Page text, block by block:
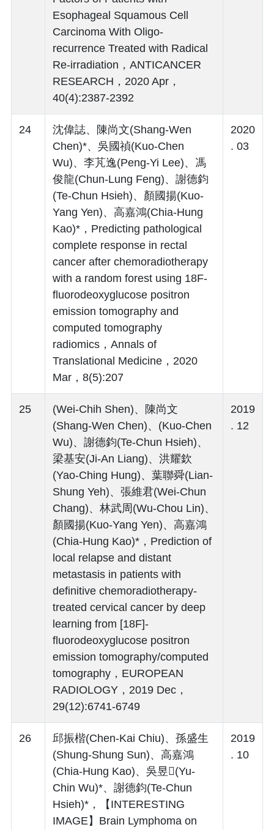
Esophageal Squamous Cell
Carcinoma With Oligo-
recurrence Treated with Radical
Re-irradiation，ANTICANCER
RESEARCH，2020 Apr，
40(4):2387-2392
24
沈偉誌、陳尚文(Shang-Wen
Chen)*、吳國禎(Kuo-Chen
Wu)、李芃逸(Peng-Yi Lee)、馮
俊龍(Chun-Lung Feng)、謝德鈞
(Te-Chun Hsieh)、顏國揚(Kuo-
Yang Yen)、高嘉鴻(Chia-Hung
Kao)*，Predicting pathological
complete response in rectal
cancer after chemoradiotherapy
with a random forest using 18F-
fluorodeoxyglucose positron
emission tomography and
computed tomography
radiomics，Annals of
Translational Medicine，2020
Mar，8(5):207
2020
. 03
25
(Wei-Chih Shen)、陳尚文
(Shang-Wen Chen)、(Kuo-Chen
Wu)、謝德鈞(Te-Chun Hsieh)、
梁基安(Ji-An Liang)、洪耀欽
(Yao-Ching Hung)、葉聯舜(Lian-
Shung Yeh)、張維君(Wei-Chun
Chang)、林武周(Wu-Chou Lin)、
顏國揚(Kuo-Yang Yen)、高嘉鴻
(Chia-Hung Kao)*，Prediction of
local relapse and distant
metastasis in patients with
definitive chemoradiotherapy-
treated cervical cancer by deep
learning from [18F]-
fluorodeoxyglucose positron
emission tomography/computed
tomography，EUROPEAN
RADIOLOGY，2019 Dec，
29(12):6741-6749
2019
. 12
26
邱振楷(Chen-Kai Chiu)、孫盛生
(Shung-Shung Sun)、高嘉鴻
(Chia-Hung Kao)、吳昱(Yu-
Chin Wu)*、謝德鈞(Te-Chun
Hsieh)*，【INTERESTING
IMAGE】Brain Lymphoma on
2019
. 10